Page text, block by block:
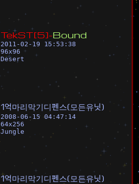
TekST[5]-Bound
2011-02-19 15:53:38
96x96
Desert
1억마리막기디펜스(모든유닛)
2008-06-15 04:47:14
64x256
Jungle
1억마리막기디펜스(모든유닛)